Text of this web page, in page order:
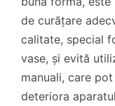
de curățare
calitate, special
vase, și evită
manuali, care
deteriora